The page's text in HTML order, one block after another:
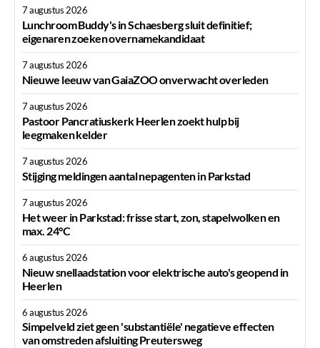
7 augustus 2026
Lunchroom Buddy's in Schaesberg sluit definitief;
eigenaren zoeken overnamekandidaat
7 augustus 2026
Nieuwe leeuw van GaiaZOO onverwacht overleden
7 augustus 2026
Pastoor Pancratiuskerk Heerlen zoekt hulp bij
leegmaken kelder
7 augustus 2026
Stijging meldingen aantal nepagenten in Parkstad
7 augustus 2026
Het weer in Parkstad: frisse start, zon, stapelwolken en
max. 24°C
6 augustus 2026
Nieuw snellaadstation voor elektrische auto's geopend in
Heerlen
6 augustus 2026
Simpelveld ziet geen 'substantiële' negatieve effecten
van omstreden afsluiting Preutersweg